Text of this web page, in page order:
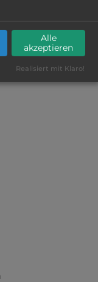
ruhig
Alle
akzeptieren
Realisiert mit Klaro!